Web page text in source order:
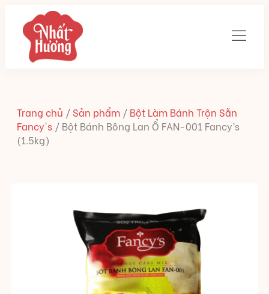
Trang chủ / Sản phẩm / Bột Làm Bánh Trộn Sẵn
Fancy's / Bột Bánh Bông Lan Ổ FAN-001 Fancy’s
(1.5kg)